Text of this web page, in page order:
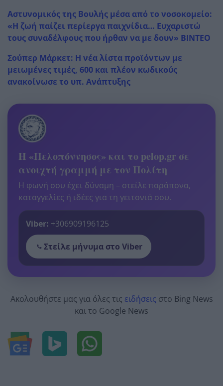
Αστυνομικός της Βουλής μέσα από το νοσοκομείο:
«Η ζωή παίζει περίεργα παιχνίδια… Ευχαριστώ
τους συναδέλφους που ήρθαν να με δουν» ΒΙΝΤΕΟ
Σούπερ Μάρκετ: Η νέα λίστα προϊόντων με
μειωμένες τιμές, 600 και πλέον κωδικούς
ανακοίνωσε το υπ. Ανάπτυξης
Η «Πελοπόννησος» και το pelop.gr σε
ανοιχτή γραμμή με τον Πολίτη
Η φωνή σου έχει δύναμη – στείλε παράπονα,
καταγγελίες ή ιδέες για τη γειτονιά σου.
Viber: +306909196125
Στείλε μήνυμα στο Viber
Ακολουθήστε μας για όλες τις ειδήσεις στο Bing News
και το Google News